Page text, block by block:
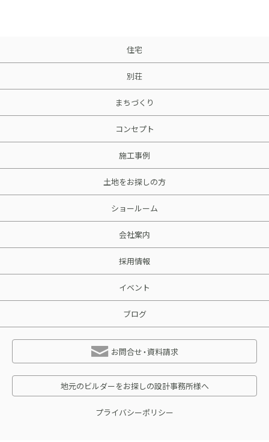
住宅
別荘
まちづくり
コンセプト
施工事例
土地をお探しの方
ショールーム
会社案内
採用情報
イベント
ブログ
お問合せ・資料請求
地元のビルダーをお探しの設計事務所様へ
プライバシーポリシー